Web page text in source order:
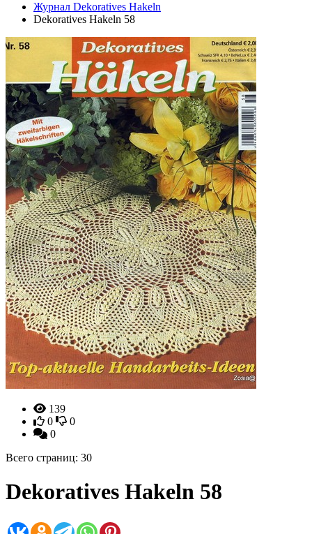
Журнал Dekoratives Hakeln
Dekoratives Hakeln 58
139
0
0
0
Всего страниц: 30
Dekoratives Hakeln 58